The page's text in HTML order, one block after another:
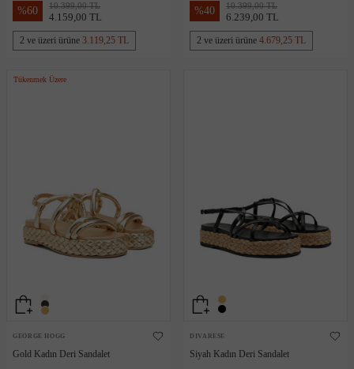
%60 10.399,00 TL
4.159,00 TL
2 ve üzeri ürüne 3.119,25 TL
%40 10.399,00 TL
6.239,00 TL
2 ve üzeri ürüne 4.679,25 TL
Tükenmek Üzere
GEORGE HOGG
Gold Kadın Deri Sandalet
DIVARESE
Siyah Kadın Deri Sandalet